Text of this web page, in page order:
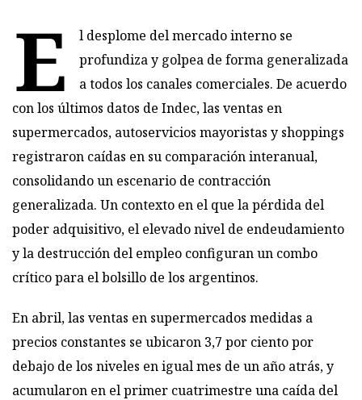
E
l desplome del mercado interno se
profundiza y golpea de forma generalizada
a todos los canales comerciales. De acuerdo
con los últimos datos de Indec, las ventas en
supermercados, autoservicios mayoristas y shoppings
registraron caídas en su comparación interanual,
consolidando un escenario de contracción
generalizada. Un contexto en el que la pérdida del
poder adquisitivo, el elevado nivel de endeudamiento
y la destrucción del empleo configuran un combo
crítico para el bolsillo de los argentinos.
En abril, las ventas en supermercados medidas a
precios constantes se ubicaron 3,7 por ciento por
debajo de los niveles en igual mes de un año atrás, y
acumularon en el primer cuatrimestre una caída del